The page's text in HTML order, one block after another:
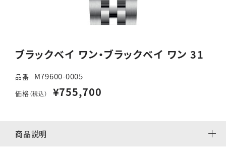
ブラックベイ ワン・ブラックベイ ワン 31
品番 M79600-0005
価格（税込） ¥755,700
商品説明